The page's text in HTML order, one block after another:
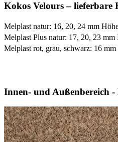
Kokos Velours – lieferbare
Melplast natur: 16, 20, 24 mm
Melplast Plus natur: 17, 20, 23 mm
Melplast rot, grau, schwarz: 16
Innen- und Außenbereich